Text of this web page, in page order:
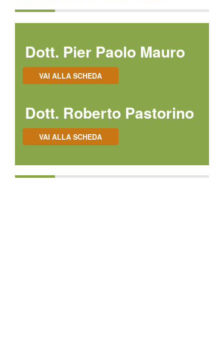
Dott. Pier Paolo Mauro
VAI ALLA SCHEDA
Dott. Roberto Pastorino
VAI ALLA SCHEDA